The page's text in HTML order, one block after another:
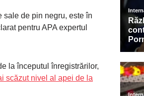
sale de pin negru, este în
pentru APA expertul
la începutul înregistrărilor,
scăzut nivel al apei de la